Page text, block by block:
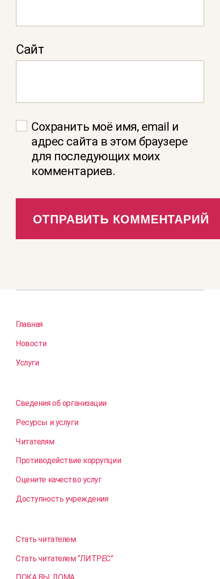
Сайт
Сохранить моё имя, email и
адрес сайта в этом браузере
для последующих моих
комментариев.
Главная
Новости
Услуги
Сведения об организации
Ресурсы и услуги
Читателям
Противодействие коррупции
Оцените качество услуг
Доступность учреждения
Стать читателем
Стать читателем “ЛИТРЕС”